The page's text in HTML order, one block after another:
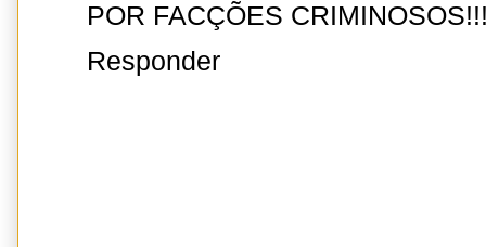
POR FACÇÕES
Responder